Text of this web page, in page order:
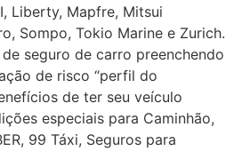
Liberty, Mapfre, Mitsui
Sompo, Tokio Marine e Zurich.
seguro de carro preenchendo
de risco “perfil do
de ter seu veículo
especiais para Caminhão,
99 Táxi, Seguros para